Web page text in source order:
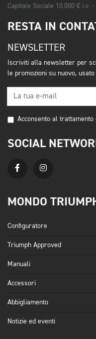
Capitale Sociale 10.000 € i.v. -
RESTA IN
NEWSLETTER
Iscriviti alla newsletter per
le promozioni su nuovo,
Acconsento al trattamento
SOCIAL
MONDO
Configuratore
Triumph Approved
Manuali
Accessori
Abbigliamento
Notizie ed eventi